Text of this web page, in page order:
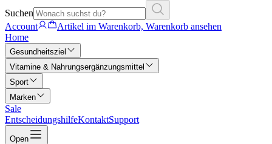
Suchen
Account
Artikel im Warenkorb, Warenkorb ansehen
Home
Gesundheitsziel
Vitamine & Nahrungsergänzungsmittel
Sport
Marken
Sale
EntscheidungshilfeKontaktSupport
Open